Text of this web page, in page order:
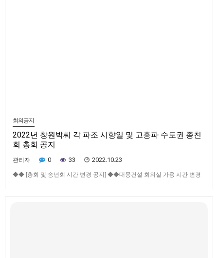
회의공지
2022년 창원박씨 각 파조 시향일 및 고흥파 수도권 종친
회 총회 공지
관리자 0 33 2022.10.23
◆◆ [총회 및 송년회 시간 변경 공지] ◆◆대몽건설 회의실 가용 시간 변경